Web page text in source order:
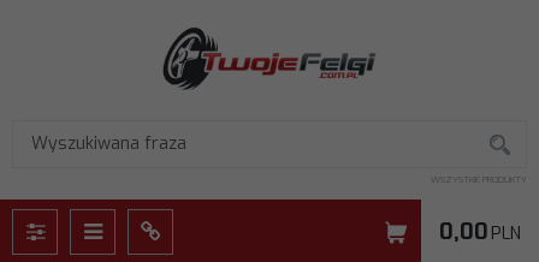
WSZYSTKIE PRODUKTY
PanelMenu Panel 0,00 PLN